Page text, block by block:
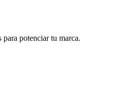
para potenciar tu marca.